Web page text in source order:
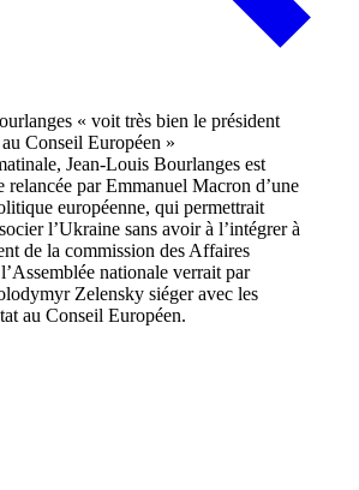
Jean-Louis Bourlanges est
relancée par Emmanuel Macron d’une
européenne, qui permettrait
l’Ukraine sans avoir à l’intégrer à
de la commission des Affaires
nationale verrait par
Zelensky siéger avec les
au Conseil Européen.